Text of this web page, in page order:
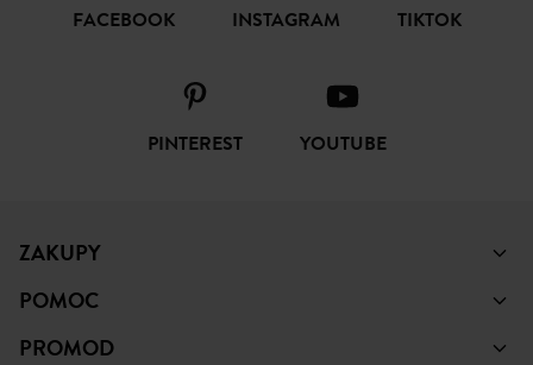
FACEBOOK INSTAGRAM TIKTOK
PINTEREST YOUTUBE
ZAKUPY
POMOC
PROMOD